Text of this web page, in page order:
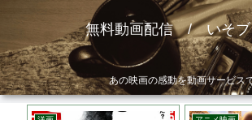
無料動画配信 / いそブ
あの映画の感動を動画サービス